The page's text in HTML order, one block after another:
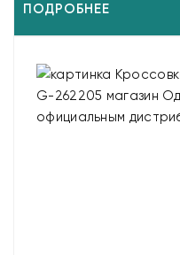
ПОДРОБНЕЕ